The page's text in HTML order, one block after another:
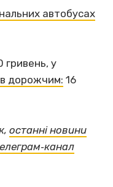
автобусах
гривень, у
дорожчим: 16
останні новини